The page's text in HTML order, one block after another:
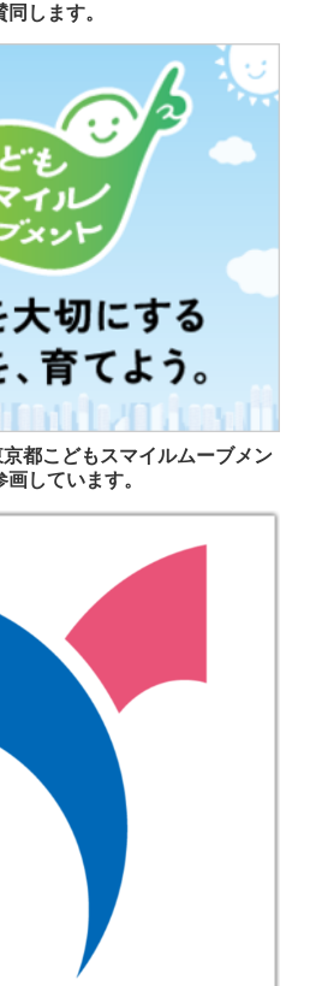
同します。
都こどもスマイルムーブメン
画しています。